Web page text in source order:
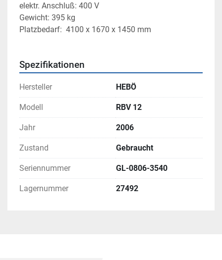
elektr. Anschluß: 400 V
Gewicht: 395 kg
Platzbedarf:  4100 x 1670 x 1450 mm
Spezifikationen
Hersteller HEBÖ
Modell RBV 12
Jahr 2006
Zustand Gebraucht
Seriennummer GL-0806-3540
Lagernummer 27492